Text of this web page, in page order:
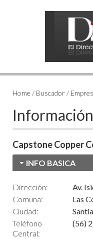
Home / Buscador /
Capstone Copper
INFO BASICA
Dirección:
Av.
Comuna:
Las
Ciudad:
Teléfono
Central:
(56)